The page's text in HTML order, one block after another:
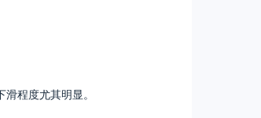
程度尤其明显。